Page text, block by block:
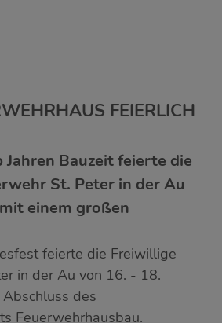
FEIERLICH
Jahren Bauzeit feierte die
St. Peter in der Au
einem großen
feierte die Freiwillige
in der Au von 16. - 18.
des
Feuerwehrhausbau.